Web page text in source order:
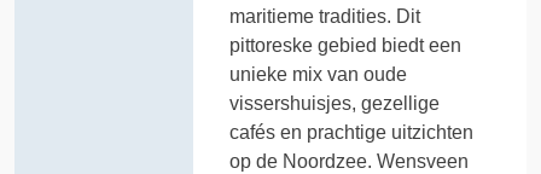
maritieme tradities. Dit
pittoreske gebied biedt een
unieke mix van oude
vissershuisjes, gezellige
cafés en prachtige uitzichten
op de Noordzee. Wensveen